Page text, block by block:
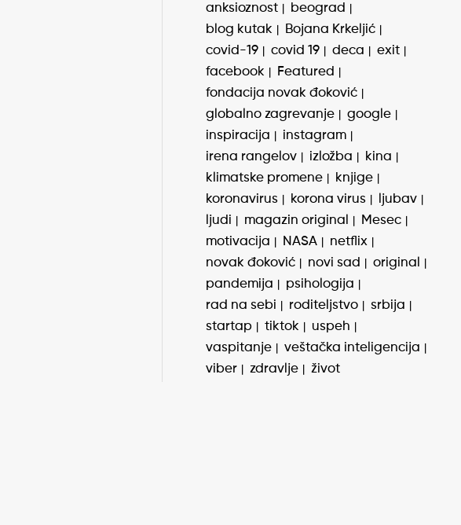
anksioznost
beograd
blog kutak
Bojana Krkeljić
covid-19
covid 19 deca
exit
facebook
Featured
fondacija novak đoković
globalno zagrevanje
google
inspiracija
instagram
irena rangelov
izložba
kina
klimatske promene
knjige
koronavirus
korona virus
ljubav
ljudi
magazin original
Mesec
motivacija
NASA
netflix
novak đoković
novi sad
original
pandemija
psihologija
rad na sebi
roditeljstvo
srbija
startap
tiktok
uspeh
vaspitanje
veštačka inteligencija
viber
zdravlje život